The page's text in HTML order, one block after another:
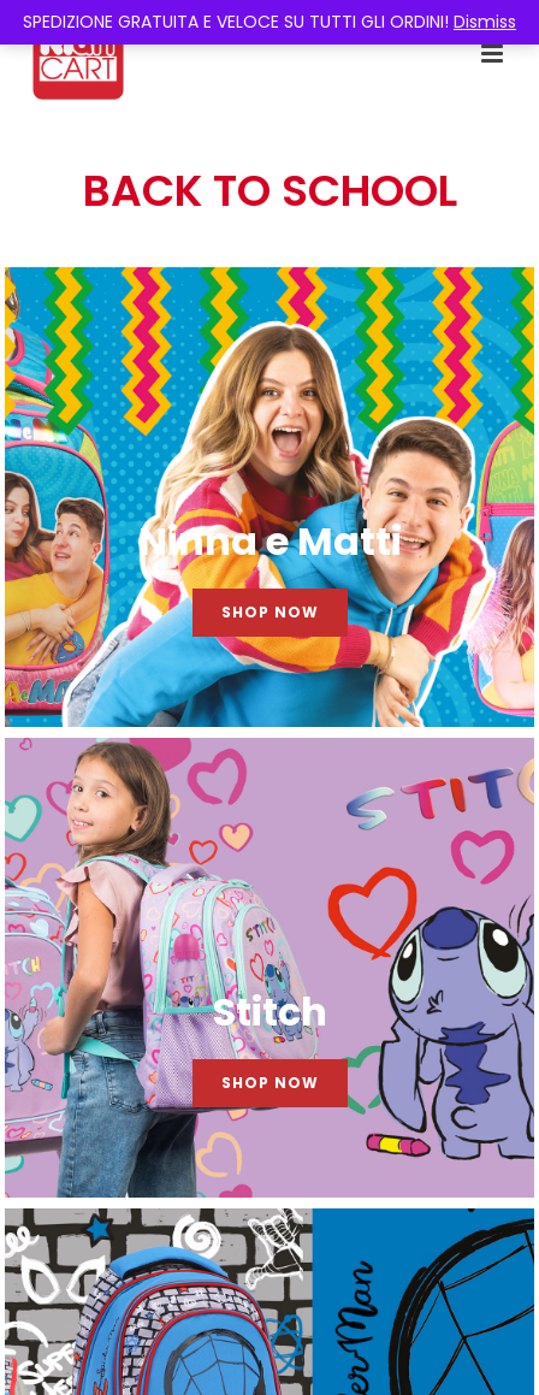
SPEDIZIONE GRATUITA E VELOCE SU TUTTI GLI ORDINI! Dismiss
BACK TO SCHOOL
Ninna e Matti
SHOP NOW
Stitch
SHOP NOW